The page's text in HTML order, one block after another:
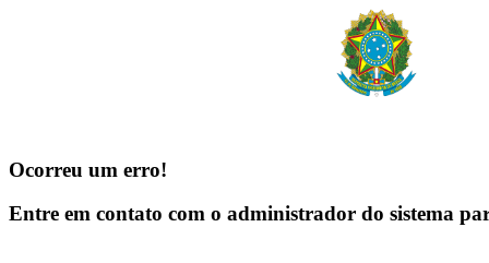
Ocorreu um erro!
Entre em contato com o administrador do sistema